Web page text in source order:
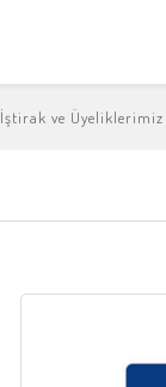
İştirak ve Üyeliklerimiz